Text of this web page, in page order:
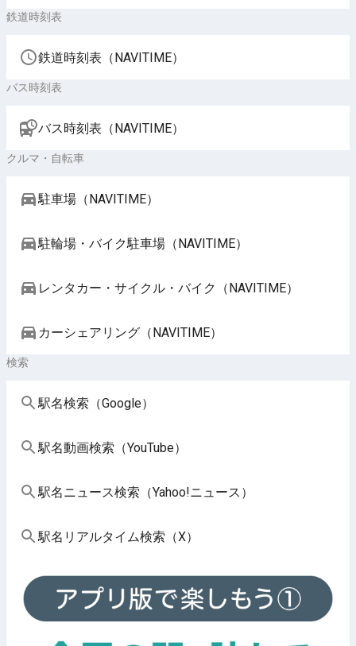
鉄道時刻表
鉄道時刻表（NAVITIME）
バス時刻表
バス時刻表（NAVITIME）
クルマ・自転車
駐車場（NAVITIME）
駐輪場・バイク駐車場（NAVITIME）
レンタカー・サイクル・バイク（NAVITIME）
カーシェアリング（NAVITIME）
検索
駅名検索（Google）
駅名動画検索（YouTube）
駅名ニュース検索（Yahoo!ニュース）
駅名リアルタイム検索（X）